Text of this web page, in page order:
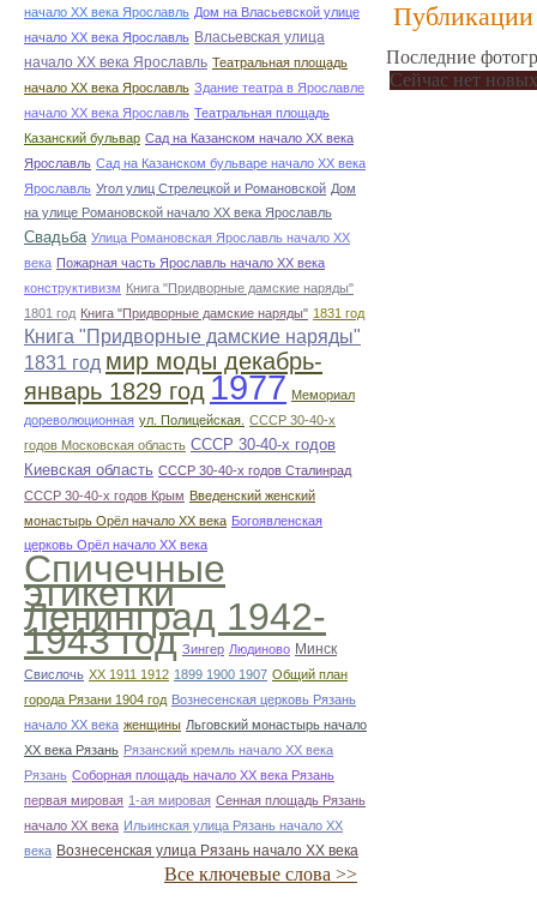
начало ХХ века Ярославль Дом на Власьевской улице
начало ХХ века Ярославль Власьевская улица
начало ХХ века Ярославль Театральная площадь
начало ХХ века Ярославль Здание театра в Ярославле
начало ХХ века Ярославль Театральная площадь
Казанский бульвар Сад на Казанском начало ХХ века
Ярославль Сад на Казанском бульваре начало ХХ века
Ярославль Угол улиц Стрелецкой и Романовской Дом
на улице Романовской начало ХХ века Ярославль
Свадьба Улица Романовская Ярославль начало ХХ
века Пожарная часть Ярославль начало ХХ века
конструктивизм Книга "Придворные дамские наряды"
1801 год Книга "Придворные дамские наряды" 1831 год
Книга "Придворные дамские наряды"
1831 год мир моды декабрь-
январь 1829 год 1977 Мемориал
дореволюционная ул. Полицейская. СССР 30-40-х
годов Московская область СССР 30-40-х годов
Киевская область СССР 30-40-х годов Сталинрад
СССР 30-40-х годов Крым Введенский женский
монастырь Орёл начало ХХ века Богоявленская
церковь Орёл начало ХХ века
Спичечные
этикетки
Ленинград 1942-
1943 год Зингер Людиново Минск
Свислочь XX 1911 1912 1899 1900 1907 Общий план
города Рязани 1904 год Вознесенская церковь Рязань
начало ХХ века женщины Льговский монастырь начало
ХХ века Рязань Рязанский кремль начало ХХ века
Рязань Соборная площадь начало ХХ века Рязань
первая мировая 1-ая мировая Сенная площадь Рязань
начало ХХ века Ильинская улица Рязань начало ХХ
века Вознесенская улица Рязань начало ХХ века
Все ключевые слова >>
Публикации
Последние
Сейчас нет